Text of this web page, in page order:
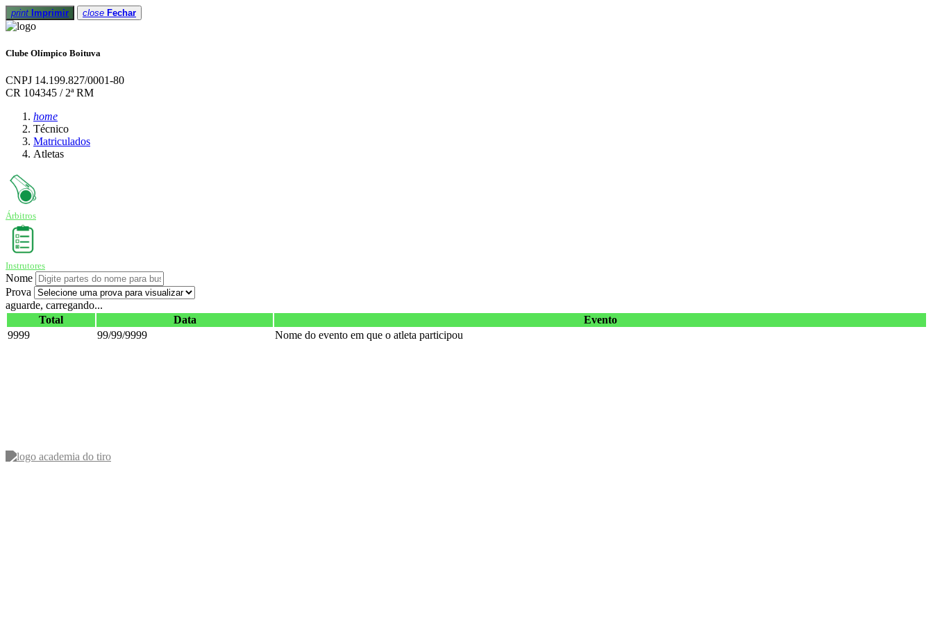
print Imprimir close Fechar
Clube Olímpico Boituva
CNPJ 14.199.827/0001-80
CR 104345 / 2ª RM
home
Técnico
Matriculados
Atletas
Árbitros
Instrutores
Nome
Prova
aguarde, carregando...
Total
Data
Evento
9999
99/99/9999 Nome do evento em que o atleta participou